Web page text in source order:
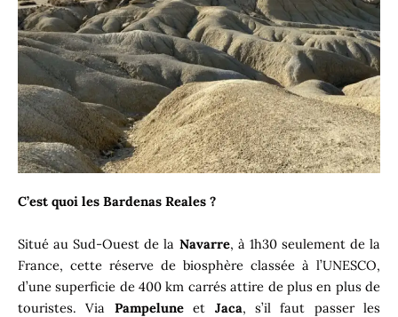
C’est quoi les Bardenas Reales ?
Situé au Sud-Ouest de la Navarre, à 1h30 seulement de la
France, cette réserve de biosphère classée à l’UNESCO,
d’une superficie de 400 km carrés attire de plus en plus de
touristes. Via Pampeluneet Jaca, s’il faut passer les